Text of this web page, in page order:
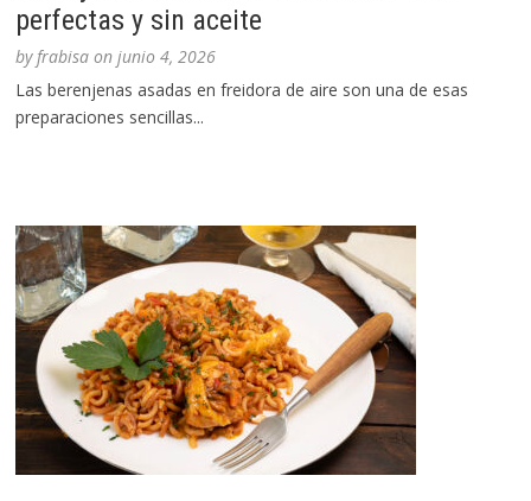
perfectas y sin aceite
byfrabisa onjunio 4, 2026
Las berenjenas asadas en freidora de aire son una de esas
preparaciones sencillas...